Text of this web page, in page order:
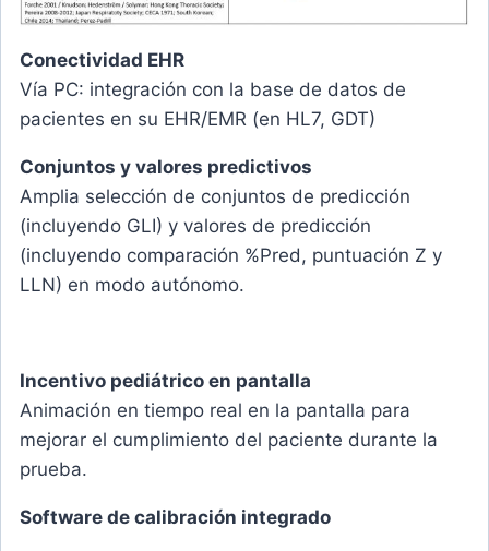
Conectividad EHR
Vía PC: integración con la base de datos de
pacientes en su EHR/EMR (en HL7, GDT)
Conjuntos y valores predictivos
Amplia selección de conjuntos de predicción
(incluyendo GLI) y valores de predicción
(incluyendo comparación %Pred, puntuación Z y
LLN) en modo autónomo.
Incentivo pediátrico en pantalla
Animación en tiempo real en la pantalla para
mejorar el cumplimiento del paciente durante la
prueba.
Software de calibración integrado